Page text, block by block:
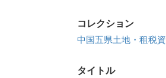
コレクション
中国五県土地・租税
タイトル